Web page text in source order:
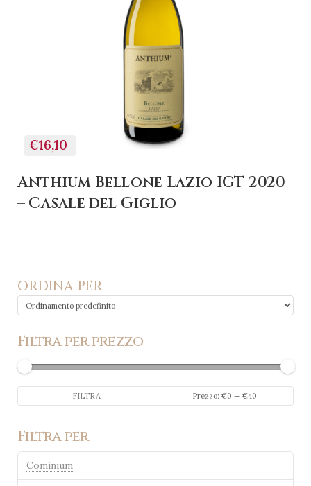
€16,10
+ AGGIUNGI AL
CARRELLO
Anthium Bellone Lazio IGT 2020
– Casale del Giglio
ORDINA PER
Filtra per prezzo
Min
Max
FILTRA Prezzo: €0 — €40
Filtra per
Cominium